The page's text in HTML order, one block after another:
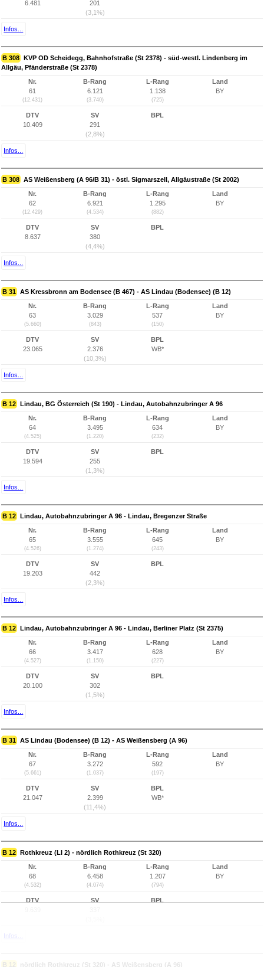
6.481
201
(3,1%)
Infos...
B 308 KVP OD Scheidegg, Bahnhofstraße (St 2378) - süd-westl. Lindenberg im
Allgäu, Pfänderstraße (St 2378)
Nr.
61
(12.431)
B-Rang
6.121
(3.740)
L-Rang
1.138
(725)
Land
BY
DTV
10.409
SV
291
(2,8%)
BPL
Infos...
B 308 AS Weißensberg (A 96/B 31) - östl. Sigmarszell, Allgäustraße (St 2002)
Nr.
62
(12.429)
B-Rang
6.921
(4.534)
L-Rang
1.295
(882)
Land
BY
DTV
8.637
SV
380
(4,4%)
BPL
Infos...
B 31 AS Kressbronn am Bodensee (B 467) - AS Lindau (Bodensee) (B 12)
Nr.
63
(5.660)
B-Rang
3.029
(843)
L-Rang
537
(150)
Land
BY
DTV
23.065
SV
2.376
(10,3%)
BPL
WB*
Infos...
B 12 Lindau, BG Österreich (St 190) - Lindau, Autobahnzubringer A 96
Nr.
64
(4.525)
B-Rang
3.495
(1.220)
L-Rang
634
(232)
Land
BY
DTV
19.594
SV
255
(1,3%)
BPL
Infos...
B 12 Lindau, Autobahnzubringer A 96 - Lindau, Bregenzer Straße
Nr.
65
(4.526)
B-Rang
3.555
(1.274)
L-Rang
645
(243)
Land
BY
DTV
19.203
SV
442
(2,3%)
BPL
Infos...
B 12 Lindau, Autobahnzubringer A 96 - Lindau, Berliner Platz (St 2375)
Nr.
66
(4.527)
B-Rang
3.417
(1.150)
L-Rang
628
(227)
Land
BY
DTV
20.100
SV
302
(1,5%)
BPL
Infos...
B 31 AS Lindau (Bodensee) (B 12) - AS Weißensberg (A 96)
Nr.
67
(5.661)
B-Rang
3.272
(1.037)
L-Rang
592
(197)
Land
BY
DTV
21.047
SV
2.399
(11,4%)
BPL
WB*
Infos...
B 12 Rothkreuz (LI 2) - nördlich Rothkreuz (St 320)
Nr.
68
(4.532)
B-Rang
6.458
(4.074)
L-Rang
1.207
(794)
Land
BY
DTV
SV
BPL
Infos...
B 12 nördlich Rothkreuz (St 320) - AS Weißensberg (A 96)